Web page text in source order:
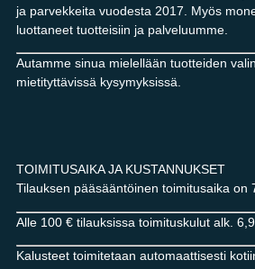
ja parvekkeita vuodesta 2017. Myös
luottaneet tuotteisiin ja palveluumme.
Autamme sinua mielellään tuotteiden
mietityttävissä kysymyksissä.
TOIMITUSAIKA JA KUSTANNUKSET
Tilauksen pääsääntöinen toimitusaika on
Alle 100 € tilauksissa toimituskulut alk.
Kalusteet toimitetaan automaattisesti